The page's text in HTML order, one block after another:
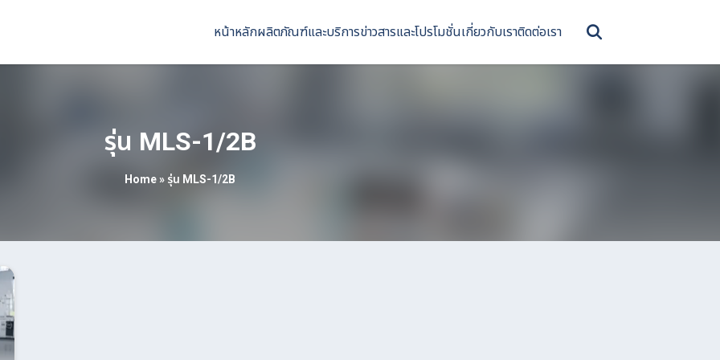
หน้าหลักผลิตภัณฑ์และบริการข่าวสารและโปรโมชั่นเกี่ยวกับเราติดต่อเรา
รุ่น MLS-1/2B
Home» รุ่น MLS-1/2B